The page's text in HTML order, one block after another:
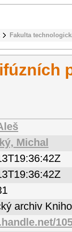
Fakulta
Michal
archiv